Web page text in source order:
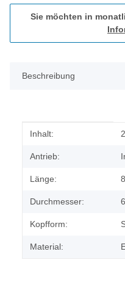
Sie möchten in
Beschreibung
Produkteigenschaft
Wert
Inhalt:
Antrieb:
Länge:
Durchmesser: 6
Kopfform:
Material: